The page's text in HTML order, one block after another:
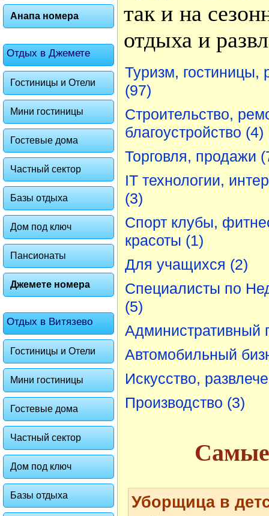
Анапа номера
Отдых в Джемете
Гостиницы и Отели
Мини гостиницы
Гостевые дома
Частный сектор
Базы отдыха
Дом под ключ
Пансионаты
Джемете номера
Отдых в Витязево
Гостиницы и Отели
Мини гостиницы
Гостевые дома
Частный сектор
Дом под ключ
Базы отдыха
так и на
отдыха и
Туризм, гостиницы,
(97)
Строительство,
благоустройство (4)
Торговля, продажи
IT технологии,
(3)
Спорт клубы,
красоты (1)
Для учащихся (2)
Специалисты по
(5)
Административный
Автомобильный
Искусство,
Производство (3)
Самые
Уборщица в